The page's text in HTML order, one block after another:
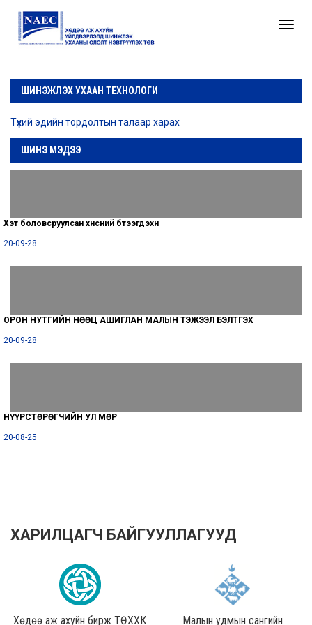
Toggle
ШИНЭЖЛЭХ УХААН ТЕХНОЛОГИ
Түүхий эдийн тордолтын талаар харах
ШИНЭ МЭДЭЭ
Хэт боловсруулсан хүнсний бүтээгдэхүүн
20-09-28
ОРОН НУТГИЙН НӨӨЦ АШИГЛАН МАЛЫН ТЭЖЭЭЛ БЭЛТГЭХ
20-09-28
НҮҮРСТӨРӨГЧИЙН УЛ МӨР
20-08-25
ХАРИЛЦАГЧ БАЙГУУЛЛАГУУД
Хөдөө аж ахуйн бирж ТӨХХК Малын удмын сангийн